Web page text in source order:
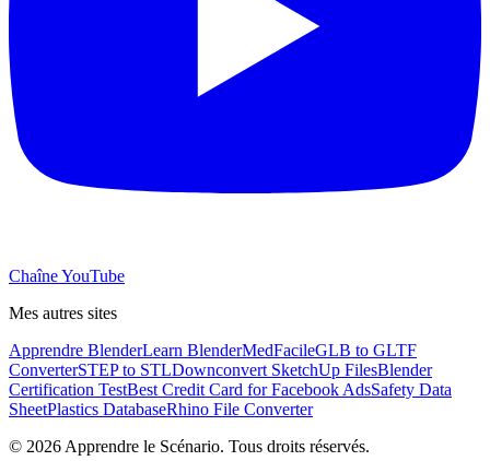
Chaîne YouTube
Mes autres sites
Apprendre BlenderLearn BlenderMedFacileGLB to GLTF
ConverterSTEP to STLDownconvert SketchUp FilesBlender
Certification TestBest Credit Card for Facebook AdsSafety Data
SheetPlastics DatabaseRhino File Converter
© 2026 Apprendre le Scénario. Tous droits réservés.